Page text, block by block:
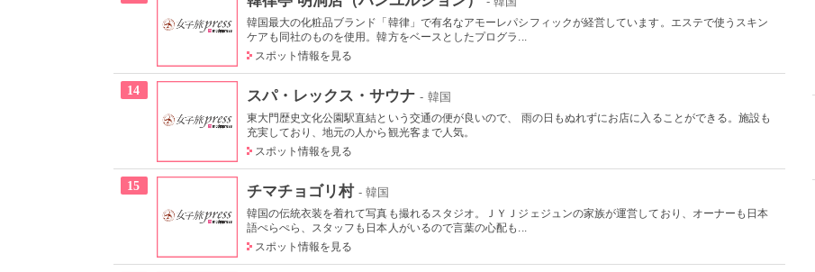
韓国最大の化粧品ブランド「韓律」で有名なアモーレパシフィックが経営しています。エステで使うスキン
ケアも同社のものを使用。韓方をベースとしたプログラ...
スポット情報を見る
14 スパ・レックス・サウナ - 韓国
東大門歴史文化公園駅直結という交通の便が良いので、 雨の日もぬれずにお店に入ることができる。施設も
充実しており、地元の人から観光客まで人気。
スポット情報を見る
15 チマチョゴリ村 - 韓国
韓国の伝統衣装を着れて写真も撮れるスタジオ。ＪＹＪジェジュンの家族が運営しており、オーナーも日本
語ぺらぺら、スタッフも日本人がいるので言葉の心配も...
スポット情報を見る